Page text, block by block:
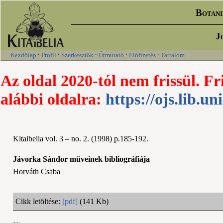
Kezdőlap : Profil : Szerkesztők : Útmutató : Előfizetés : Tartalom
Az oldal 2020-tól nem frissül.
alábbi oldalra: https://
Kitaibelia vol. 3 – no. 2. (1998) p.185-192.
Jávorka Sándor műveinek bibliográfiája
Horváth Csaba
Cikk letöltése: [pdf] (141 Kb)